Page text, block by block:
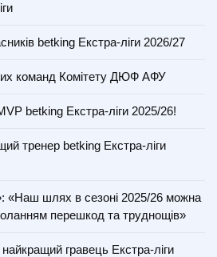
betking Екстра-ліги 2026/27
команд Комітету ДЮФ АФУ
betking Екстра-ліги 2025/26!
тренер betking Екстра-ліги
«Наш шлях в сезоні 2025/26 можна
перешкод та труднощів»
гравець Екстра-ліги